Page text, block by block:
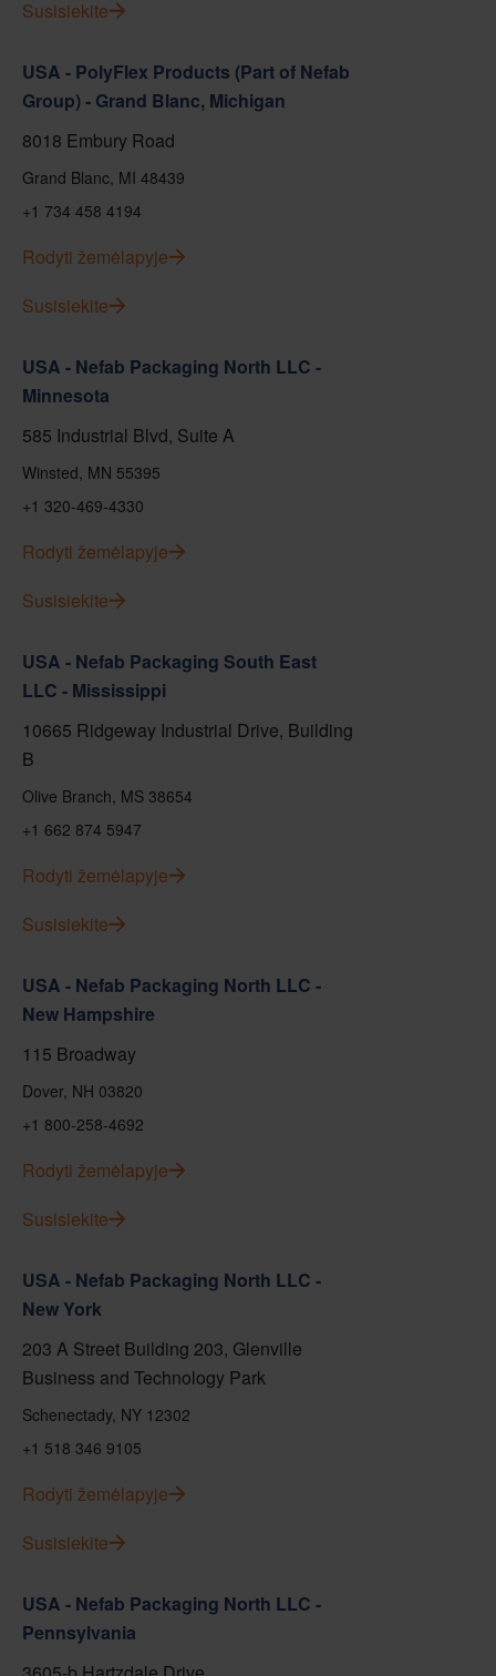
Susisiekite
USA - PolyFlex Products (Part of Nefab
Group) - Grand Blanc, Michigan
8018 Embury Road
Grand Blanc, MI 48439
+1 734 458 4194
Rodyti žemėlapyje
Susisiekite
USA - Nefab Packaging North LLC -
Minnesota
585 Industrial Blvd, Suite A
Winsted, MN 55395
+1 320-469-4330
Rodyti žemėlapyje
Susisiekite
USA - Nefab Packaging South East
LLC - Mississippi
10665 Ridgeway Industrial Drive, Building
B
Olive Branch, MS 38654
+1 662 874 5947
Rodyti žemėlapyje
Susisiekite
USA - Nefab Packaging North LLC -
New Hampshire
115 Broadway
Dover, NH 03820
+1 800-258-4692
Rodyti žemėlapyje
Susisiekite
USA - Nefab Packaging North LLC -
New York
203 A Street Building 203, Glenville
Business and Technology Park
Schenectady, NY 12302
+1 518 346 9105
Rodyti žemėlapyje
Susisiekite
USA - Nefab Packaging North LLC -
Pennsylvania